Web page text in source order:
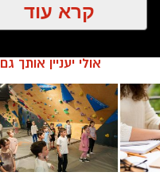
קרא עוד
אולי יעניין אותך גם